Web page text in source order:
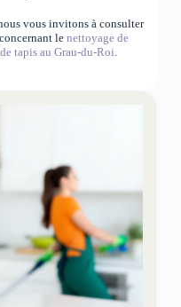
vous invitons à consulter
le nettoyage de
tapis au Grau-du-Roi.